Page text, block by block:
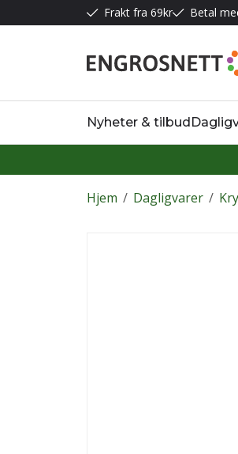
Frakt fra 69kr Betal
Nyheter & tilbud
/
Hjem /
Dagligvarer